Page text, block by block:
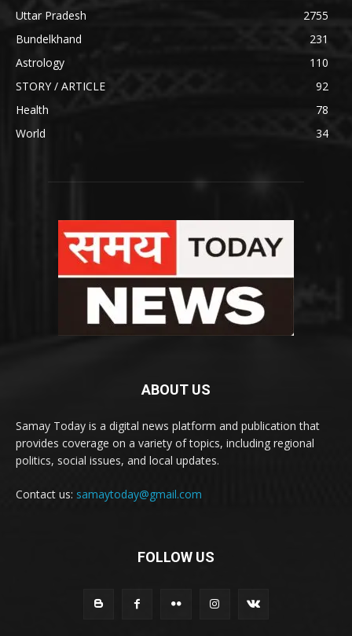
Uttar Pradesh
2755
Bundelkhand
231
Astrology
110
STORY / ARTICLE
92
Health
78
World
34
ABOUT US
Samay Today is a digital news platform and publication that
provides coverage on a variety of topics, including regional
politics, social issues, and local updates.
Contact us: samaytoday@gmail.com
FOLLOW US